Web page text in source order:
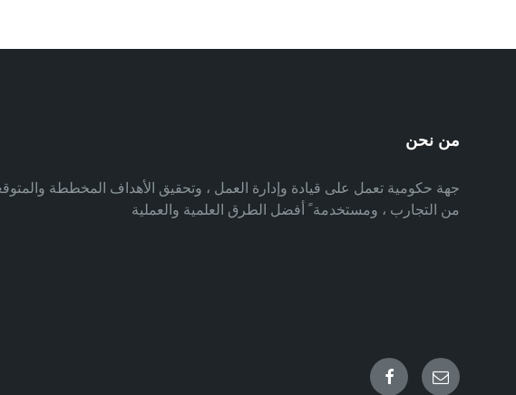
من نحن
جهة حكومية تعمل على قيادة وإدارة العمل ، وتحقيق الأهداف المخططة
من التجارب ، ومستخدمة ً أفضل الطرق العلمية والعملية
Email
Facebook